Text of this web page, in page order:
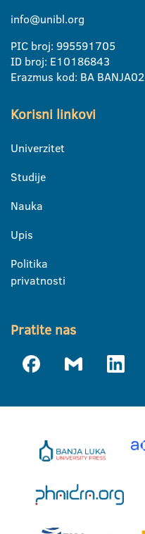
info@unibl.org
PIC broj: 995591705
ID broj: E10186843
Erazmus kod: BA BANJA02
Korisni linkovi
Univerzitet
Studije
Nauka
Upis
Politika
privatnosti
Pratite nas